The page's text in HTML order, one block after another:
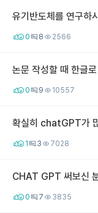
유기반도체를 연구하
0 8 2566
논문 작성할 때 한글
0 9 10557
확실히 chatGPT가
1 3 7028
CHAT GPT 써보신
0 7 3835